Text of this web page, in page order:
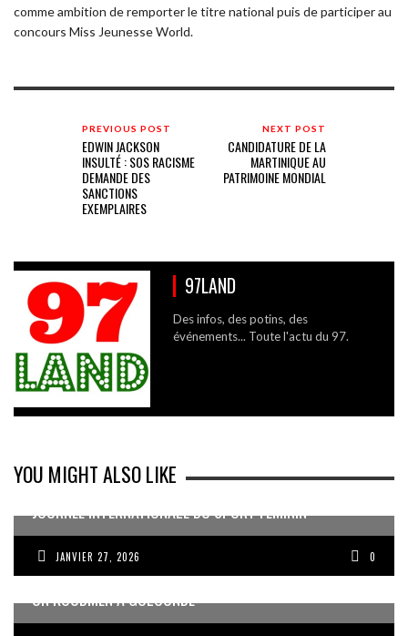
comme ambition de remporter le titre national puis de participer au
concours Miss Jeunesse World.
PREVIOUS POST
EDWIN JACKSON
INSULTÉ : SOS RACISME
DEMANDE DES
SANCTIONS
EXEMPLAIRES
NEXT POST
CANDIDATURE DE LA
MARTINIQUE AU
PATRIMOINE MONDIAL
97LAND
Des infos, des potins, des
événements... Toute l'actu du 97.
YOU MIGHT ALSO LIKE
JOURNÉE INTERNATIONALE DU SPORT FÉMININ
JANVIER 27, 2026 0
UN KOUDMEN À GOLCONDE